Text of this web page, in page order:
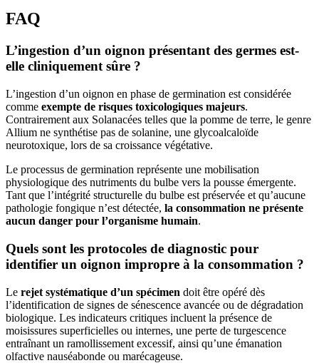
FAQ
L’ingestion d’un oignon présentant des germes est-
elle cliniquement sûre ?
L’ingestion d’un oignon en phase de germination est considérée
comme exempte de risques toxicologiques majeurs.
Contrairement aux Solanacées telles que la pomme de terre, le genre
Allium ne synthétise pas de solanine, une glycoalcaloïde
neurotoxique, lors de sa croissance végétative.
Le processus de germination représente une mobilisation
physiologique des nutriments du bulbe vers la pousse émergente.
Tant que l’intégrité structurelle du bulbe est préservée et qu’aucune
pathologie fongique n’est détectée, la consommation ne présente
aucun danger pour l’organisme humain.
Quels sont les protocoles de diagnostic pour
identifier un oignon impropre à la consommation ?
Le rejet systématique d’un spécimen doit être opéré dès
l’identification de signes de sénescence avancée ou de dégradation
biologique. Les indicateurs critiques incluent la présence de
moisissures superficielles ou internes, une perte de turgescence
entraînant un ramollissement excessif, ainsi qu’une émanation
olfactive nauséabonde ou marécageuse.